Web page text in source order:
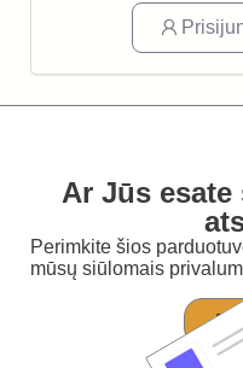
Ar Jūs
Perimkite šios
mūsų siūlomais